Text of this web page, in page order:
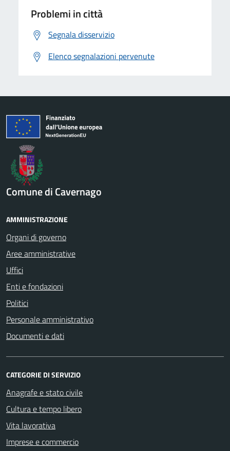
Problemi in città
Segnala disservizio
Elenco segnalazioni pervenute
Comune di Cavernago
AMMINISTRAZIONE
Organi di governo
Aree amministrative
Uffici
Enti e fondazioni
Politici
Personale amministrativo
Documenti e dati
CATEGORIE DI SERVIZIO
Anagrafe e stato civile
Cultura e tempo libero
Vita lavorativa
Imprese e commercio